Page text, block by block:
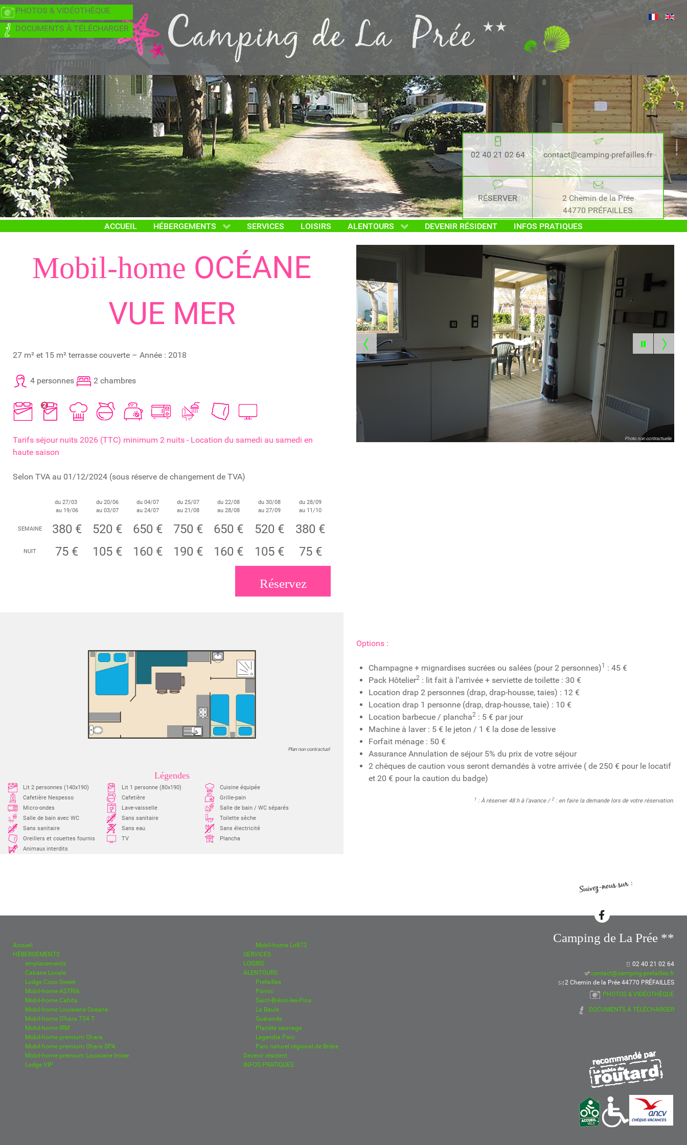
02 40 21 02 64 contact@camping-prefailles.fr
RÉSERVER
2 Chemin de la Prée
44770 PRÉFAILLES
PHOTOS & VIDÉOTHÈQUE
DOCUMENTS À TÉLÉCHARGER
ACCUEIL HÉBERGEMENTS SERVICES LOISIRS ALENTOURS DEVENIR RÉSIDENT INFOS PRATIQUES
Mobil-home OCÉANE
VUE MER
27 m² et 15 m² terrasse couverte – Année : 2018
4 personnes 2 chambres
Tarifs séjour nuits 2026 (TTC) minimum 2 nuits - Location du samedi au samedi en
haute saison
Selon TVA au 01/12/2024 (sous réserve de changement de TVA)
du 27/03
au 19/06
du 20/06
au 03/07
du 04/07
au 24/07
du 25/07
au 21/08
du 22/08
au 28/08
du 30/08
au 27/09
du 28/09
au 11/10
SEMAINE 380 € 520 € 650 € 750 € 650 € 520 € 380 €
NUIT 75 € 105 € 160 € 190 € 160 € 105 € 75 €
Réservez
Légendes
Lit 2 personnes (140x190) Lit 1 personne (80x190)
Cuisine équipée
Cafetière Nespesso
Cafetière
Grille-pain
Micro-ondes
Lave-vaisselle
Salle de bain / WC séparés
Salle de bain avec WC
Sans sanitaire
Toilette sèche
Sans sanitaire
Sans eau
Sans électricité
Oreillers et couettes fournis
TV
Plancha
Animaux interdits
Options :
Champagne + mignardises sucrées ou salées (pour 2 personnes)1
: 45 €
Pack Hôtelier2 : lit fait à l’arrivée + serviette de toilette : 30 €
Location drap 2 personnes (drap, drap-housse, taies) : 12 €
Location drap 1 personne (drap, drap-housse, taie) : 10 €
Location barbecue / plancha2 : 5 € par jour
Machine à laver : 5 € le jeton / 1 € la dose de lessive
Forfait ménage : 50 €
Assurance Annulation de séjour 5% du prix de votre séjour
2 chèques de caution vous seront demandés à votre arrivée ( de 250 € pour le locatif
et 20 € pour la caution du badge)
1 : À réserver 48 h à l'avance / 2 : en faire la demande lors de votre réservation.
Accueil
HÉBERGEMENTS
emplacements
Cabane Locale
Lodge Coco Sweet
Mobil-home ASTRIA
Mobil-home Cahita
Mobil-home Louisiane Oceane
Mobil-home O'hara 734 T
Mobil-home IRM
Mobil-home premium Ohara
Mobil-home premium Ohara SPA
Mobil-home premium Louisiane Iroise
Lodge VIP
Mobil-home Lo872
SERVICES
LOISIRS
ALENTOURS
Prefailles
Pornic
Saint-Brévin-les-Pins
La Baule
Guérande
Planète sauvage
Legendia Parc
Parc naturel régional de Brière
Devenir résident
INFOS PRATIQUES
Camping de La Prée **
02 40 21 02 64
contact@camping-prefailles.fr
2 Chemin de la Prée 44770 PRÉFAILLES
PHOTOS & VIDÉOTHÈQUE
DOCUMENTS À TÉLÉCHARGER